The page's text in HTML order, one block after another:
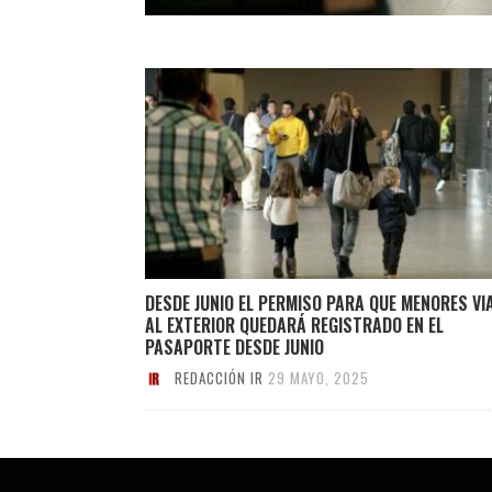
DESDE JUNIO EL PERMISO PARA QUE MENORES
AL EXTERIOR QUEDARÁ REGISTRADO EN EL
PASAPORTE DESDE JUNIO
REDACCIÓN IR 29 MAYO, 2025